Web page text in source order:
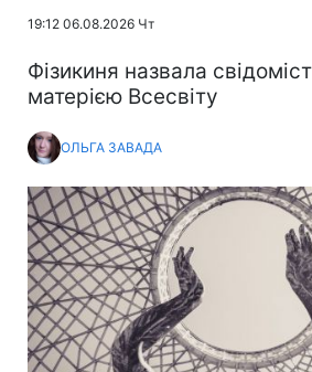
19:12 06.08.2026 Чт
Фізикиня назвала
матерією Всесвіту
ОЛЬГА ЗАВАДА